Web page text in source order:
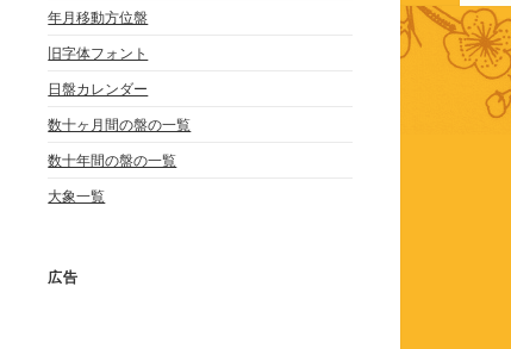
年月移動方位盤
旧字体フォント
日盤カレンダー
数十ヶ月間の盤の一覧
数十年間の盤の一覧
大象一覧
広告